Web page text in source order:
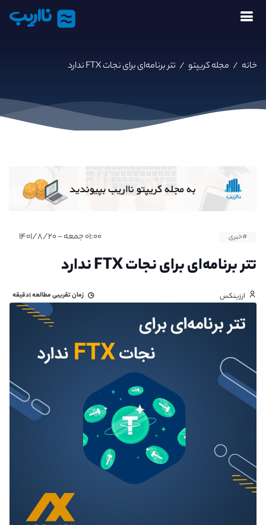
نااریب
خانه / مجله کریپتو / تتر برنامه‌ای برای نجات FTX ندارد
#خبری ۰۱:۰۰ جمعه - ۱۴۰۱/۸/۲۰
تتر برنامه‌ای برای نجات FTX ندارد
ارزینکس زمان تقریبی مطالعه۱دقیقه